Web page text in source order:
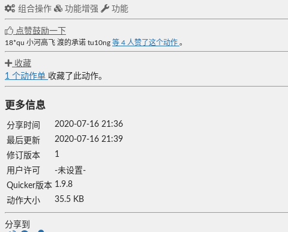
组合操作 功能增强 功能
点赞鼓励一下
18*qu 小河高飞 渡的承诺 tu10ng 等 4 人赞了这个动作 。
收藏
1 个动作单 收藏了此动作。
更多信息
分享时间
2020-07-16 21:36
最后更新
2020-07-16 21:39
修订版本
1
用户许可
-未设置-
Quicker版本 1.9.8
动作大小
35.5 KB
分享到